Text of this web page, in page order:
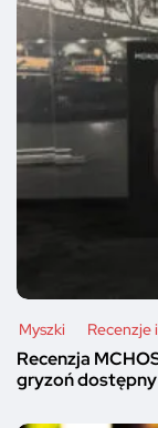
Myszki Recenzje
Recenzja
gryzoń dostępny